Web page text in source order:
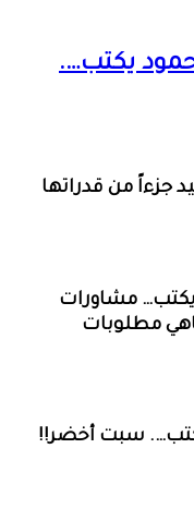
يكتب….
جزءاً من قدراتها
مشاورات
مطلوبات
سبت أخضر!!